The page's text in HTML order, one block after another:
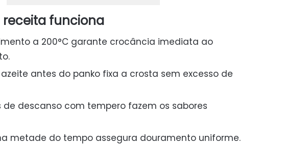
receita funciona
a 200°C garante crocância imediata ao
antes do panko fixa a crosta sem excesso de
de descanso com tempero fazem os sabores
metade do tempo assegura douramento uniforme.